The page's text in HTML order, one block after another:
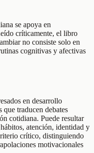
se apoya en
críticamente, el libro
no consiste solo en
cognitivas y afectivas
en desarrollo
traducen debates
cotidiana. Puede resultar
atención, identidad y
crítico, distinguiendo
motivacionales